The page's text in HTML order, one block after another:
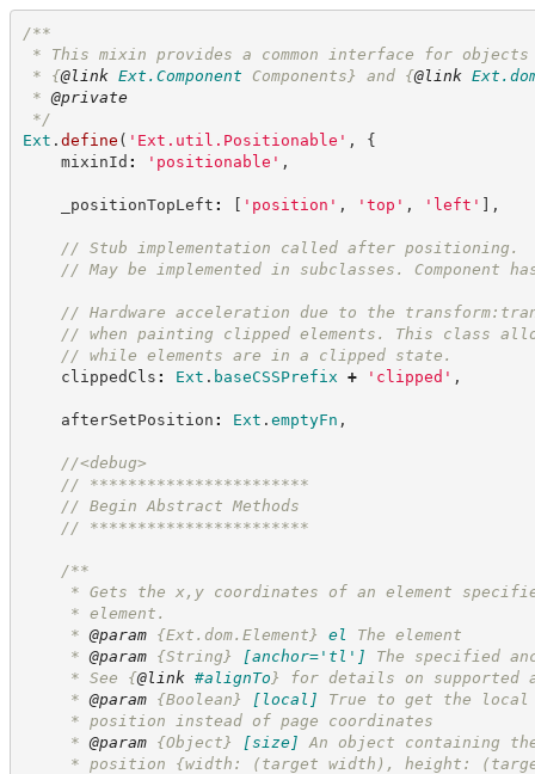
/**
* This mixin provides a common interface for
* {@link Ext.Component Components} and {@link
* @private
*/
Ext . define ( ' Ext.util.Positionable ' ,
{
mixinId : ' positionable ' ,
_positionTopLeft : [ ' position ' , ' top ' , ' left ' ] ,
// Stub implementation called after positioning.
// May be implemented in subclasses. Component
// Hardware acceleration due to the
// when painting clipped elements. This class
// while elements are in a clipped state.
clippedCls : Ext . baseCSSPrefix + ' clipped ' ,
afterSetPosition : Ext . emptyFn ,
//<debug>
// ***********************
// Begin Abstract Methods
// ***********************
/**
* Gets the x,y coordinates of an element
* element.
* @param {Ext.dom.Element} el
The element
* @param {String} [anchor='tl']
The specified
* See {@link #alignTo } for details on supported
* @param {Boolean} [local]
True to get the
* position instead of page coordinates
* @param {Object} [size]
An object containing
* position {width: (target width), height: